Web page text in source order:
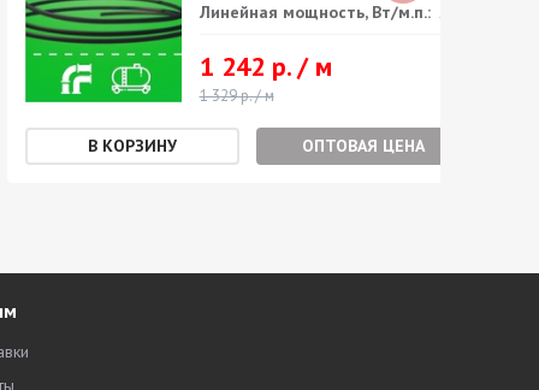
Линейная мощность, Вт/м.п.: 23
1 242 р. / м
1 329 р. / м
ОПТОВАЯ ЦЕНА